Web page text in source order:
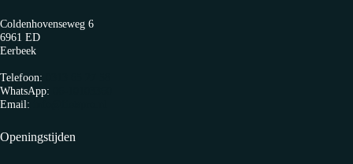
Coldenhovenseweg 6
6961 ED
Eerbeek
Telefoon:
WhatsApp:
Email:
Openingstijden